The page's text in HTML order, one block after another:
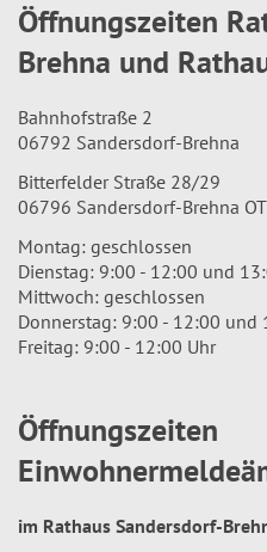
Öffnungszeiten
Brehna und
Bahnhofstraße 2
06792 Sandersdorf-Brehna
Bitterfelder Straße 28/29
06796 Sandersdorf-Brehna
Montag: geschlossen
Dienstag: 9:00 - 12:00 und
Mittwoch: geschlossen
Donnerstag: 9:00 - 12:00 und
Freitag: 9:00 - 12:00 Uhr
Öffnungszeiten
im Rathaus Sandersdorf-